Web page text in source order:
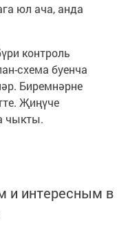
юл ача, анда
контроль
схема буенча
Биремнәрне
Җиңүче
чыкты.
и интересным в